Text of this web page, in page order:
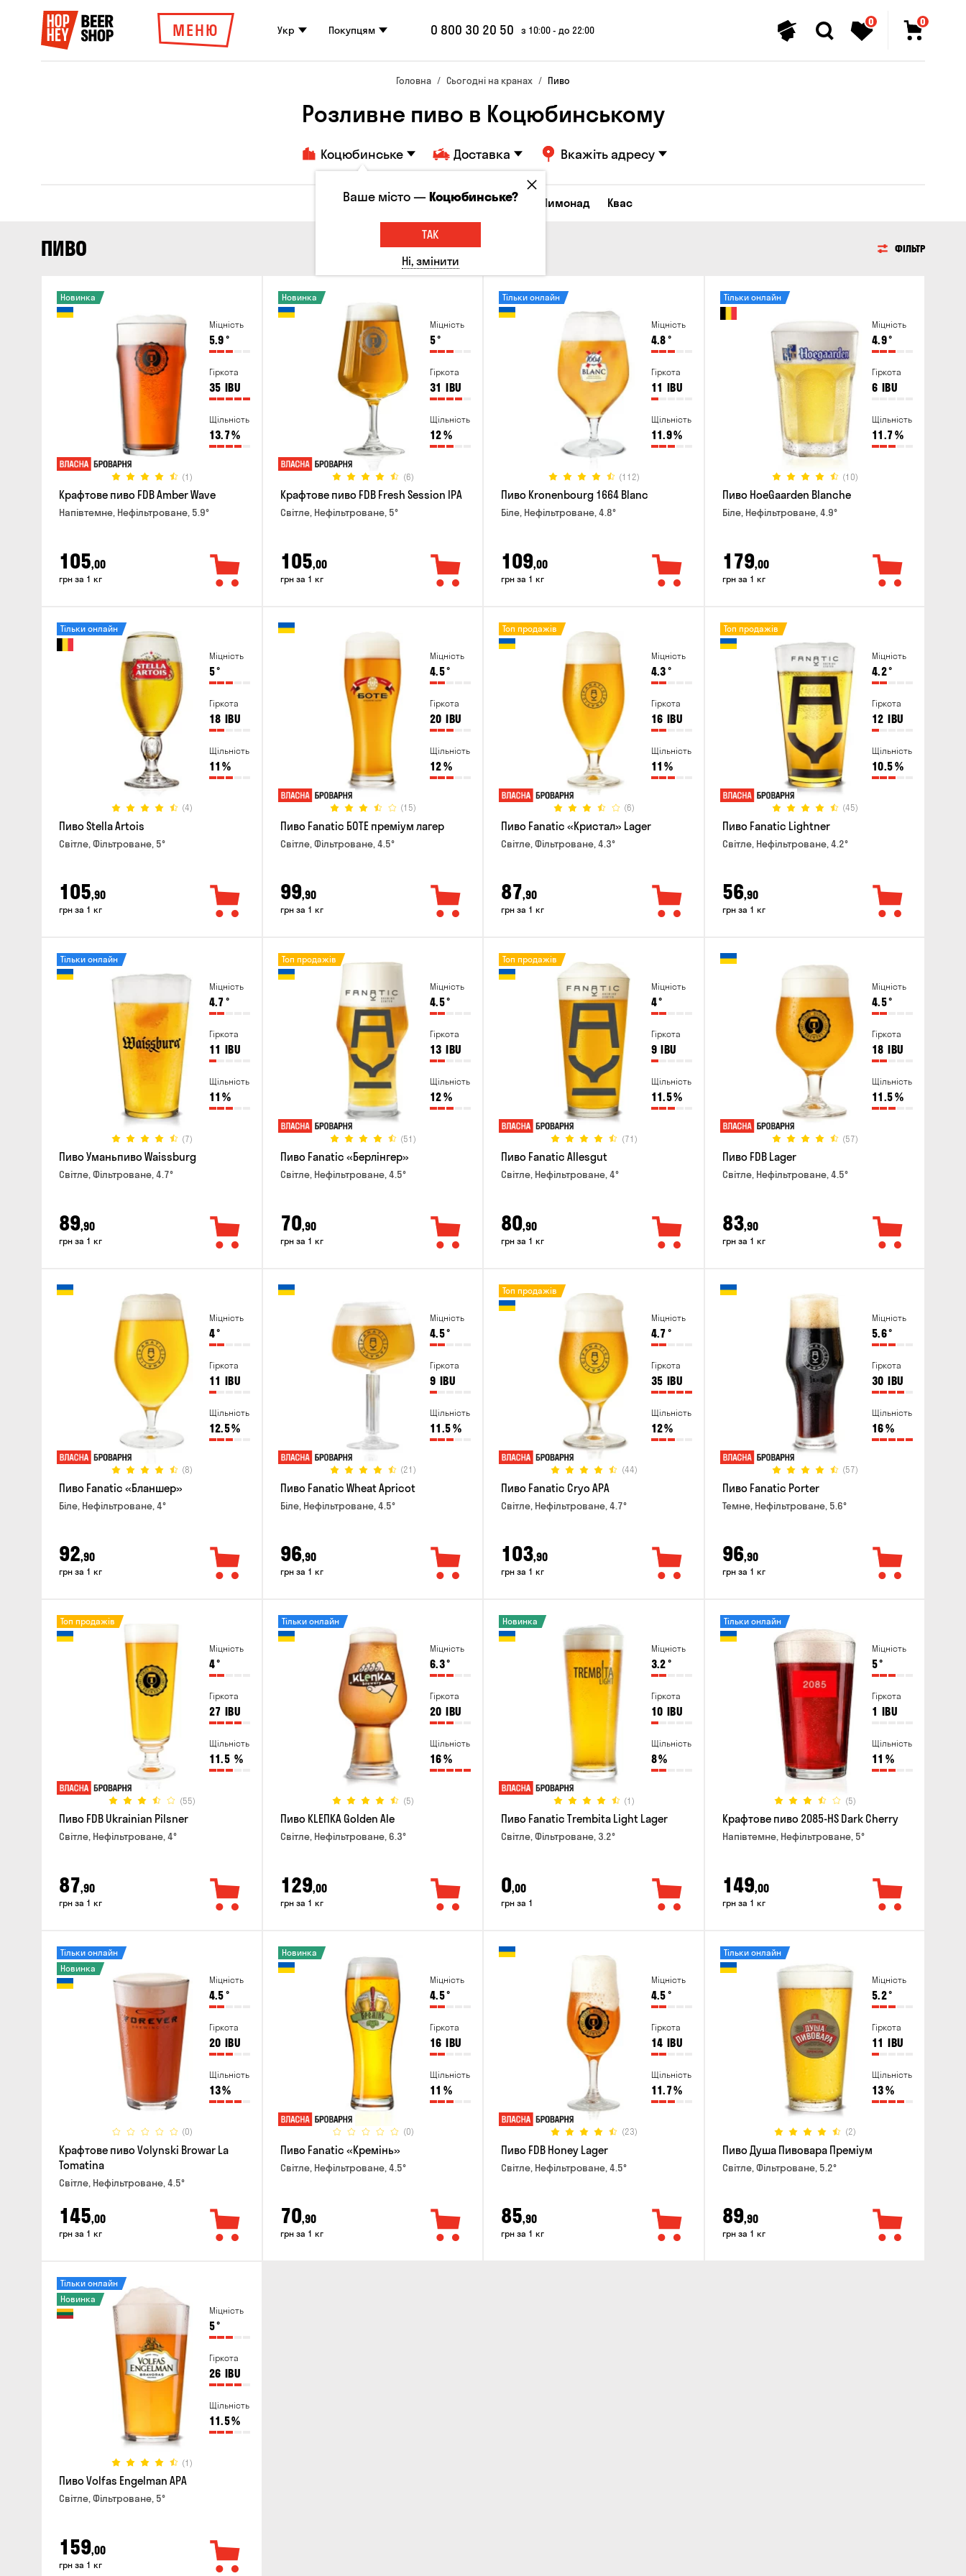
МЕНЮ Укр Покупцям 0 800 30 20 50 з 10:00 - до 22:00
0 0
Головна Сьогодні на кранах Пиво
Розливне пиво в Коцюбинському
Коцюбинське Доставка Вкажіть адресу
Всі товари Пиво Сидр Вино Лимонад Квас
ПИВО ФІЛЬТР
Міцність
5.9°
Гіркота
35 IBU
Щільність
13.7%
(1)
Новинка
Крафтове пиво FDB Amber Wave
Напівтемне, Нефільтроване, 5.9°
105,00
грн за 1 кг
Міцність
5°
Гіркота
31 IBU
Щільність
12%
(6)
Новинка
Крафтове пиво FDB Fresh Session IPA
Світле, Нефільтроване, 5°
105,00
грн за 1 кг
Міцність
4.8°
Гіркота
11 IBU
Щільність
11.9%
(112)
Тільки онлайн
Пиво Kronenbourg 1664 Blanc
Біле, Нефільтроване, 4.8°
109,00
грн за 1 кг
Міцність
4.9°
Гіркота
6 IBU
Щільність
11.7%
(10)
Тільки онлайн
Пиво HoeGaarden Blanche
Біле, Нефільтроване, 4.9°
179,00
грн за 1 кг
Міцність
5°
Гіркота
18 IBU
Щільність
11 %
(4)
Тільки онлайн
Пиво Stella Artois
Світле, Фільтроване, 5°
105,90
грн за 1 кг
Міцність
4.5°
Гіркота
20 IBU
Щільність
12%
(15)
Пиво Fanatic БОТЕ преміум лагер
Світле, Фільтроване, 4.5°
99,90
грн за 1 кг
Міцність
4.3°
Гіркота
16 IBU
Щільність
11 %
(6)
Топ продажів
Пиво Fanatic «Кристал» Lager
Світле, Фільтроване, 4.3°
87,90
грн за 1 кг
Міцність
4.2°
Гіркота
12 IBU
Щільність
10.5%
(45)
Топ продажів
Пиво Fanatic Lightner
Світле, Нефільтроване, 4.2°
56,90
грн за 1 кг
Міцність
4.7°
Гіркота
11 IBU
Щільність
11 %
(7)
Тільки онлайн
Пиво Уманьпиво Waissburg
Світле, Фільтроване, 4.7°
89,90
грн за 1 кг
Міцність
4.5°
Гіркота
13 IBU
Щільність
12%
(51)
Топ продажів
Пиво Fanatic «Берлінгер»
Світле, Нефільтроване, 4.5°
70,90
грн за 1 кг
Міцність
4°
Гіркота
9 IBU
Щільність
11.5%
(71)
Топ продажів
Пиво Fanatic Allesgut
Світле, Нефільтроване, 4°
80,90
грн за 1 кг
Міцність
4.5°
Гіркота
18 IBU
Щільність
11.5%
(57)
Пиво FDB Lager
Світле, Нефільтроване, 4.5°
83,90
грн за 1 кг
Міцність
4°
Гіркота
11 IBU
Щільність
12.5%
(8)
Пиво Fanatic «Бланшер»
Біле, Нефільтроване, 4°
92,90
грн за 1 кг
Міцність
4.5°
Гіркота
9 IBU
Щільність
11.5%
(21)
Пиво Fanatic Wheat Apricot
Біле, Нефільтроване, 4.5°
96,90
грн за 1 кг
Міцність
4.7°
Гіркота
35 IBU
Щільність
12%
(44)
Топ продажів
Пиво Fanatic Cryo APA
Світле, Нефільтроване, 4.7°
103,90
грн за 1 кг
Міцність
5.6°
Гіркота
30 IBU
Щільність
16%
(57)
Пиво Fanatic Porter
Темне, Нефільтроване, 5.6°
96,90
грн за 1 кг
Міцність
4°
Гіркота
27 IBU
Щільність
11.5 %
(55)
Топ продажів
Пиво FDB Ukrainian Pilsner
Світле, Нефільтроване, 4°
87,90
грн за 1 кг
Міцність
6.3°
Гіркота
20 IBU
Щільність
16%
(5)
Тільки онлайн
Пиво KLEПКА Golden Ale
Світле, Нефільтроване, 6.3°
129,00
грн за 1 кг
Міцність
3.2°
Гіркота
10 IBU
Щільність
8%
(1)
Новинка
Пиво Fanatic Trembita Light Lager
Світле, Фільтроване, 3.2°
0,00
грн за 1
Міцність
5°
Гіркота
1 IBU
Щільність
11 %
(5)
Тільки онлайн
Крафтове пиво 2085-HS Dark Cherry
Напівтемне, Нефільтроване, 5°
149,00
грн за 1 кг
Міцність
4.5°
Гіркота
20 IBU
Щільність
13%
(0)
Тільки онлайн
Новинка
Крафтове пиво Volynski Browar La
Tomatina
Світле, Нефільтроване, 4.5°
145,00
грн за 1 кг
Міцність
4.5°
Гіркота
16 IBU
Щільність
11 %
(0)
Новинка
Пиво Fanatic «Кремінь»
Світле, Нефільтроване, 4.5°
70,90
грн за 1 кг
Міцність
4.5°
Гіркота
14 IBU
Щільність
11.7%
(23)
Пиво FDB Honey Lager
Світле, Нефільтроване, 4.5°
85,90
грн за 1 кг
Міцність
5.2°
Гіркота
11 IBU
Щільність
13%
(2)
Тільки онлайн
Пиво Душа Пивовара Преміум
Світле, Фільтроване, 5.2°
89,90
грн за 1 кг
Міцність
5°
Гіркота
26 IBU
Щільність
11.5%
(1)
Тільки онлайн
Новинка
Пиво Volfas Engelman APA
Світле, Фільтроване, 5°
159,00
грн за 1 кг
Ваше місто —Коцюбинське?
ТАК
Ні, змінити